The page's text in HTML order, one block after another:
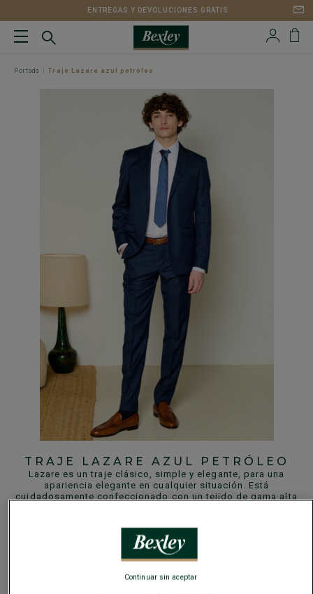
ENTREGAS Y DEVOLUCIONES GRATIS
Portada Traje Lazare azul petróleo
TRAJE LAZARE AZUL PETRÓLEO
Lazare es un traje clásico, simple y elegante, para una
apariencia elegante en cualquier situación. Está
cuidadosamente confeccionado con un tejido de gama alta
del mundo, produciendo algunas de las más lujosas telas
de hombre desde hace 15 generaciones.
Continuar sin aceptar